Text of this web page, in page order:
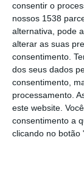
consentir o
nossos 1538
alternativa, pode
alterar as suas
consentimento.
dos seus dados
consentimento,
processamento.
este website.
consentimento a
clicando no botão
Marinhais,
corredor da
Mortágua,
Volta a
a 6 de
Recorde-se